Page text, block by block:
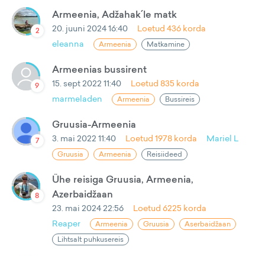
2
Armeenia, Adžahak´le matk
20. juuni 2024 16:40 Loetud 436 korda
eleanna
Armeenia Matkamine
9
Armeenias bussirent
15. sept 2022 11:40 Loetud 835 korda
marmeladen
Armeenia Bussireis
7
Gruusia-Armeenia
3. mai 2022 11:40 Loetud 1978 korda Mariel L
Gruusia Armeenia Reisiideed
8
Ühe reisiga Gruusia, Armeenia,
Azerbaidžaan
23. mai 2024 22:56 Loetud 6225 korda
Reaper
Armeenia Gruusia
Aserbaidžaan
Lihtsalt puhkusereis